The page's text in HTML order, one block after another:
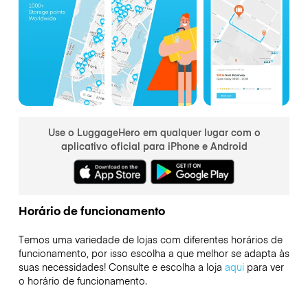
Use o LuggageHero em qualquer lugar com o
aplicativo oficial para iPhone e Android
Horário de funcionamento
Temos uma variedade de lojas com diferentes horários de
funcionamento, por isso escolha a que melhor se adapta às
suas necessidades! Consulte e escolha a loja aquipara ver
o horário de funcionamento.